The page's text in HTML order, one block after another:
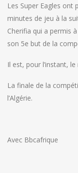
Les Super Eagles ont
minutes de jeu à la
Cherifia qui a permis
son 5e but de la
Il est, pour l’instant,
La finale de la
l’Algérie.
Avec Bbcafrique